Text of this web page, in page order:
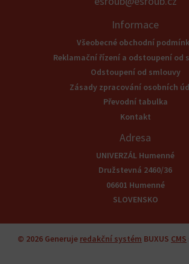
Informace
Všeobecné obchodní
Reklamační řízení a odstoupení od
Odstoupení od smlouvy
Zásady zpracování osobních
Převodní tabulka
Kontakt
Adresa
UNIVERZÁL Humenné
Družstevná 2460/36
06601 Humenné
SLOVENSKO
© 2026 Generuje redakční systém BUXUS CMS